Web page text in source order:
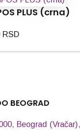
PLUS (crna)
RSD
BEOGRAD
Beograd